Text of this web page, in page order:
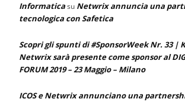
Informaticasu Netwrix annuncia una
tecnologica con Safetica
Scopri gli spunti di #SponsorWeek Nr. 33 |
Netwrix sarà presente come sponsor al
FORUM 2019 – 23 Maggio – Milano
ICOS e Netwrix annunciano una